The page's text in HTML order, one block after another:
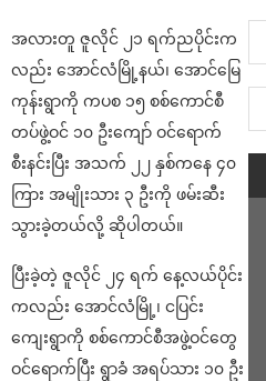
အလားတူ ဇူလိုင် ၂၁ ရက်ညပိုင်းက
လည်း အောင်လံမြို့နယ်၊ အောင်မြေ
ကုန်းရွာကို ကပစ ၁၅ စစ်ကောင်စီ
တပ်ဖွဲ့ဝင် ၁၀ ဦးကျော် ဝင်ရောက်
စီးနင်းပြီး အသက် ၂၂ နှစ်ကနေ ၄၀
ကြား အမျိုးသား ၃ ဦးကို ဖမ်းဆီး
သွားခဲ့တယ်လို့ ဆိုပါတယ်။
ပြီးခဲ့တဲ့ ဇူလိုင် ၂၄ ရက် နေ့လယ်ပိုင်း
ကလည်း အောင်လံမြို့၊ ငပြင်း
ကျေးရွာကို စစ်ကောင်စီအဖွဲ့ဝင်တွေ
ဝင်ရောက်ပြီး ရွာခံ အရပ်သား ၁၀ ဦး